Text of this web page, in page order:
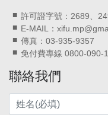
許可證字號：2689、
E-MAIL：
傳真：03-935-9357
免付費專線 0800-090-
聯絡我們